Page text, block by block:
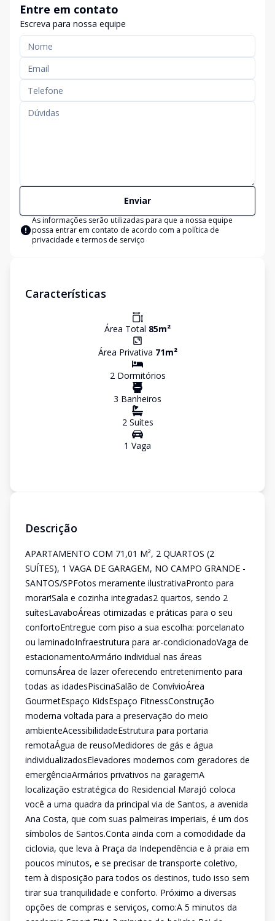
Entre em contato
Escreva para nossa equipe
Enviar
As informações serão utilizadas para que a nossa equipe
possa entrar em contato de acordo com a política de
privacidade e termos de serviço
Características
Área Total 85m²
Área Privativa 71m²
2Dormitórios
3 Banheiros
2Suítes
1 Vaga
Descrição
APARTAMENTO COM 71,01 M², 2 QUARTOS (2
SUÍTES), 1 VAGA DE GARAGEM, NO CAMPO GRANDE -
SANTOS/SPFotos meramente ilustrativaPronto para
morar!Sala e cozinha integradas2 quartos, sendo 2
suítesLavaboÁreas otimizadas e práticas para o seu
confortoEntregue com piso a sua escolha: porcelanato
ou laminadoInfraestrutura para ar-condicionadoVaga de
estacionamentoArmário individual nas áreas
comunsÁrea de lazer oferecendo entretenimento para
todas as idadesPiscinaSalão de ConvívioÁrea
GourmetEspaço KidsEspaço FitnessConstrução
moderna voltada para a preservação do meio
ambienteAcessibilidadeEstrutura para portaria
remotaÁgua de reusoMedidores de gás e água
individualizadosElevadores modernos com geradores de
emergênciaArmários privativos na garagemA
localização estratégica do Residencial Marajó coloca
você a uma quadra da principal via de Santos, a avenida
Ana Costa, que com suas palmeiras imperiais, é um dos
símbolos de Santos.Conta ainda com a comodidade da
ciclovia, que leva à Praça da Independência e à praia em
poucos minutos, e se precisar de transporte coletivo,
tem à disposição para todos os destinos, tudo isso sem
tirar sua tranquilidade e conforto. Próximo a diversas
opções de compras e serviços, como:A 5 minutos da